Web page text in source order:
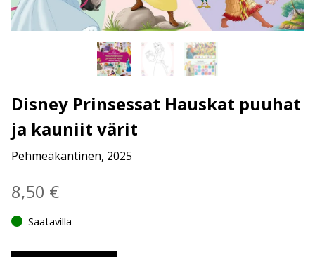
Disney Prinsessat Hauskat puuhat
ja kauniit värit
Pehmeäkantinen, 2025
8,50 €
Saatavilla